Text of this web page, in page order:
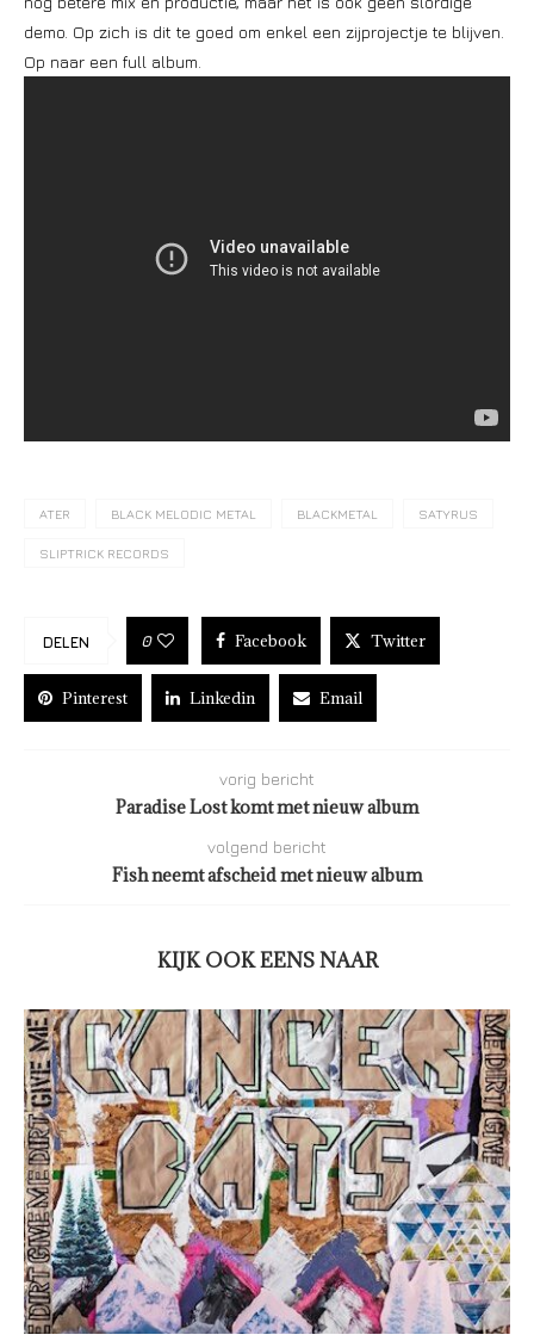
demo. Op zich is dit te goed om enkel een zijprojectje te blijven.
Op naar een full album.
ATER BLACK MELODIC METAL BLACKMETAL SATYRUS
SLIPTRICK RECORDS
DELEN 0 Facebook Twitter
Pinterest Linkedin Email
vorig bericht
Paradise Lost komt met nieuw album
volgend bericht
Fish neemt afscheid met nieuw album
KIJK OOK EENS NAAR